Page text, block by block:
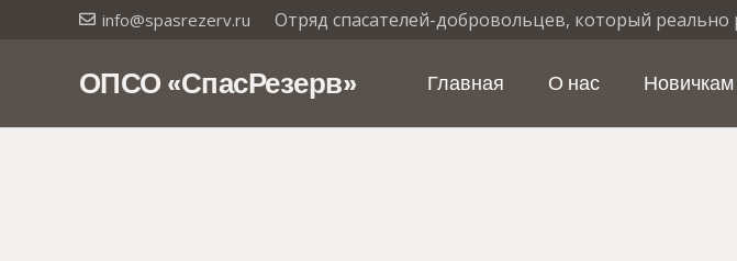
info@spasrezerv.ru Отряд спасателей-добровольцев, который
ОПСО «СпасРезерв» Главная О нас Новичкам